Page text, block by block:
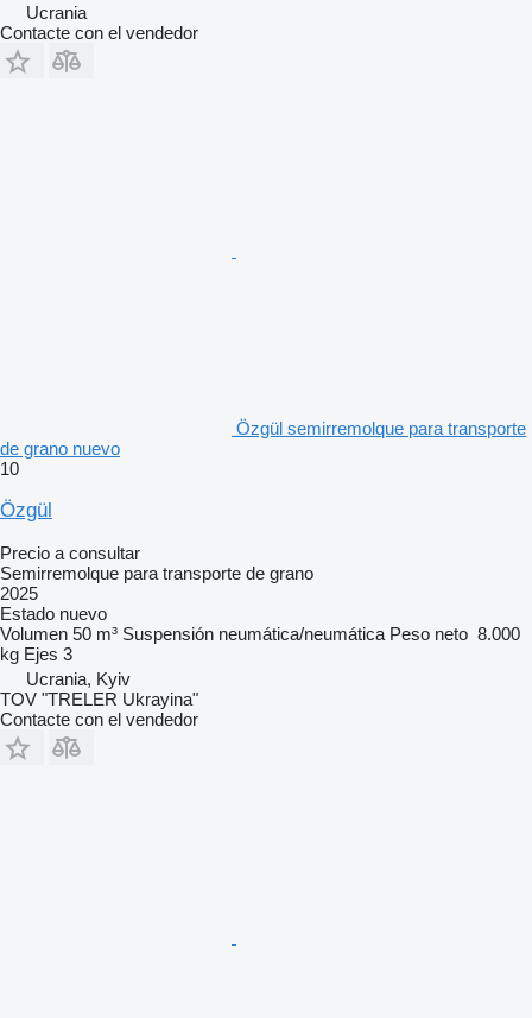
Ucrania
Contacte con el vendedor
Özgül semirremolque para transporte
de grano nuevo
10
Özgül
Precio a consultar
Semirremolque para transporte de grano
2025
Estado nuevo
Volumen 50 m³ Suspensión neumática/neumática Peso neto 8.000
kg Ejes 3
Ucrania, Kyiv
TOV "TRELER Ukrayina"
Contacte con el vendedor